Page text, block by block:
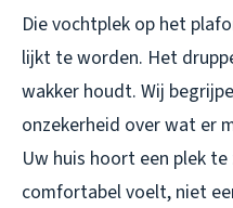
Die vochtplek op het
lijkt te worden. Het
wakker houdt. Wij
onzekerheid over wat er
Uw huis hoort een plek
comfortabel voelt, niet